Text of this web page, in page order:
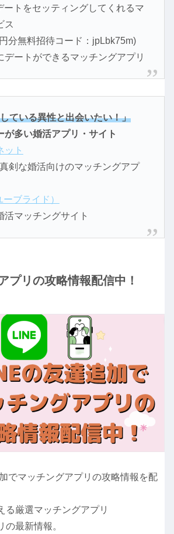
ートをセッティングしてくれるマ
ス
円分無料招待コード：jpLbk75m)
デートができるマッチングアプリ
ている異性と出会いたい！」
が多い婚活アプリ・サイト
ット
剣な婚活向けのマッチングアプ
ブライド）
活マッチングサイト
プリの攻略情報配信中！
でマッチングアプリの攻略情報を配
る厳選マッチングアプリ
の最新情報。